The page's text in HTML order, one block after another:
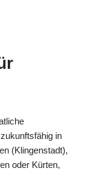
in
(Klingenstadt),
oder Kürten,